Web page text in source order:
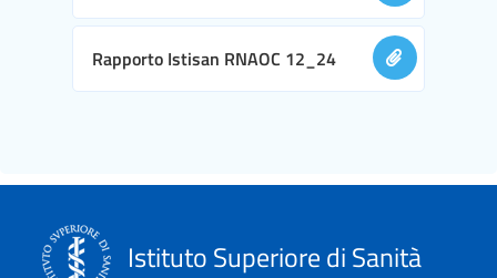
Rapporto Istisan RNAOC 12_24
Istituto Superiore di Sanità